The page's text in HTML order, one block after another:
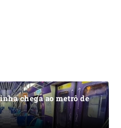
chega ao metrô de